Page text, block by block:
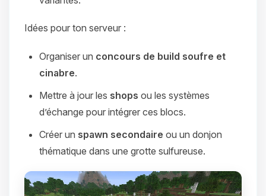
Idées pour ton serveur :
Organiser un concours de build soufre et
cinabre.
Mettre à jour les shops ou les systèmes
d’échange pour intégrer ces blocs.
Créer un spawn secondaire ou un donjon
thématique dans une grotte sulfureuse.